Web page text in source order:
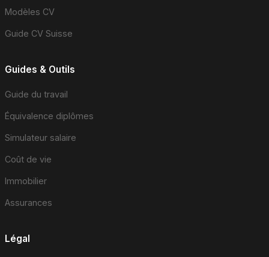
Modèles CV
Guide CV Suisse
Guides & Outils
Guide du travail
Équivalence diplômes
Simulateur salaire
Coût de vie
Immobilier
Assurances
Légal